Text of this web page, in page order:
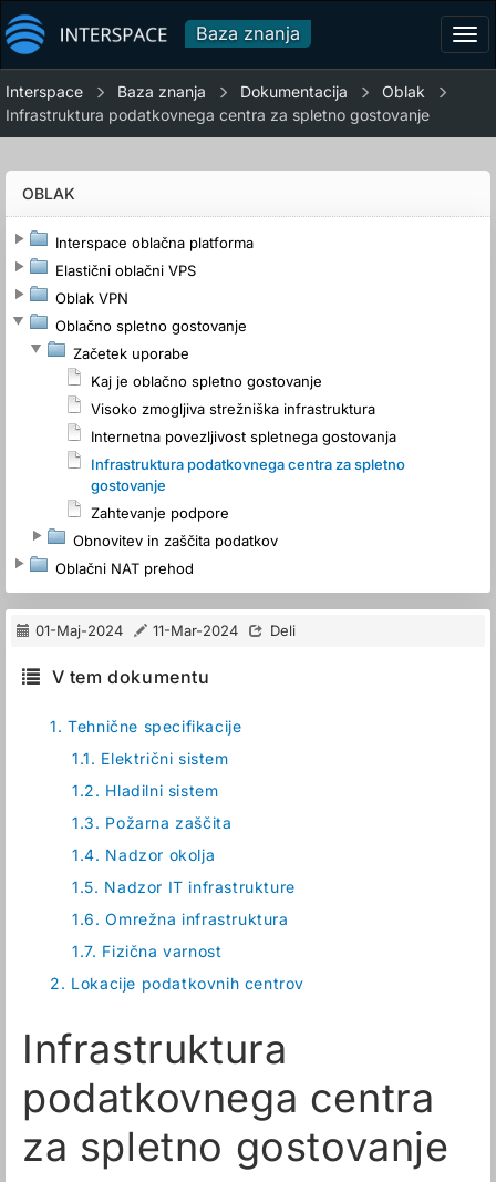
Baza znanja
Interspace Baza znanja Dokumentacija
Oblak
Infrastruktura podatkovnega centra za spletno gostovanje
OBLAK
Interspace oblačna platforma
Elastični oblačni VPS
Oblak VPN
Oblačno spletno gostovanje
Začetek uporabe
Kaj je oblačno spletno gostovanje
Visoko zmogljiva strežniška infrastruktura
Internetna povezljivost spletnega gostovanja
Infrastruktura podatkovnega centra za spletno
gostovanje
Zahtevanje podpore
Obnovitev in zaščita podatkov
Oblačni NAT prehod
01-Maj-2024 11-Mar-2024 Deli
V tem dokumentu
1. Tehnične specifikacije
1.1. Električni sistem
1.2. Hladilni sistem
1.3. Požarna zaščita
1.4. Nadzor okolja
1.5. Nadzor IT infrastrukture
1.6. Omrežna infrastruktura
1.7. Fizična varnost
2. Lokacije podatkovnih centrov
Infrastruktura
podatkovnega centra
za spletno gostovanje